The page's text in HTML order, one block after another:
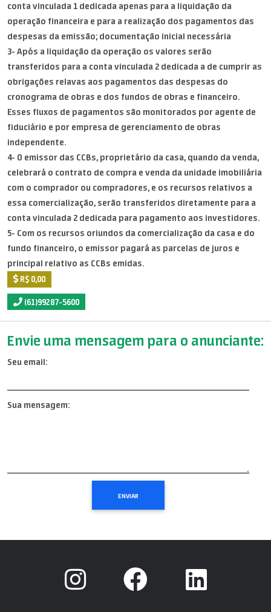
conta vinculada 1 dedicada apenas para a liquidação da
operação financeira e para a realização dos pagamentos das
despesas da emissão; documentação inicial necessária
3- Após a liquidação da operação os valores serão
transferidos para a conta vinculada 2 dedicada a de cumprir as
obrigações relavas aos pagamentos das despesas do
cronograma de obras e dos fundos de obras e financeiro.
Esses fluxos de pagamentos são monitorados por agente de
fiduciário e por empresa de gerenciamento de obras
independente.
4- O emissor das CCBs, proprietário da casa, quando da venda,
celebrará o contrato de compra e venda da unidade imobiliária
com o comprador ou compradores, e os recursos relativos a
essa comercialização, serão transferidos diretamente para a
conta vinculada 2 dedicada para pagamento aos investidores.
5- Com os recursos oriundos da comercialização da casa e do
fundo financeiro, o emissor pagará as parcelas de juros e
principal relativo as CCBs emidas.
R$ 0,00
(61)99287-5600
Envie uma mensagem para o anunciante:
Seu email:
Sua mensagem: